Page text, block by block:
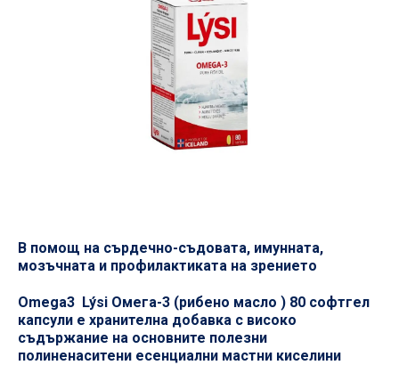
В помощ на сърдечно-съдовата, имунната,
мозъчната и профилактиката на зрението
Omega3 Lýsi Омега-3 (рибено масло ) 80 софтгел
капсули е хранителна добавка с високо
съдържание на основните полезни
полиненаситени есенциални мастни киселини